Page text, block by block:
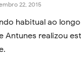
22, 2015
habitual ao
Antunes realizou